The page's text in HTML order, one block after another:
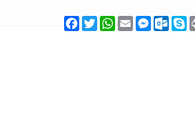
a
w
W
h
E
m
M
e
O
u
S
k